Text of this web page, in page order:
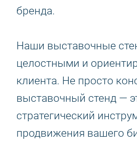
бренда.
Наши выставочные
целостными и
клиента. Не просто
выставочный стенд —
стратегический
продвижения вашего